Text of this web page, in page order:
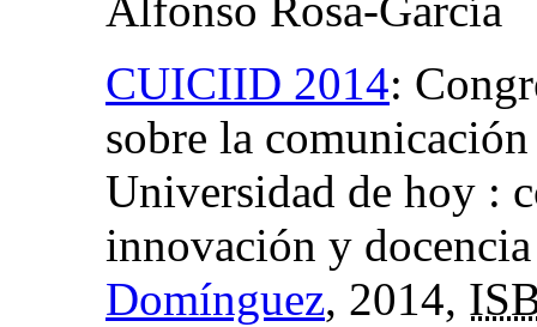
Alfonso Rosa-García
CUICIID 2014:
sobre la
Universidad de hoy :
innovación y docencia
Domínguez, 2014,